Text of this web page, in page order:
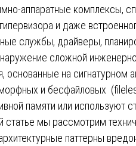
аппаратные комплексы,
и даже
службы, драйверы,
сложной
на сигнатурном
и бесфайловых
памяти или используют
статье мы рассмотрим
паттерны